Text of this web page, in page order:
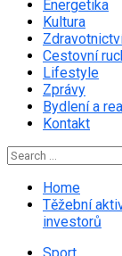
Energetika
Kultura
Cestovní
Lifestyle
Zprávy
Bydlení a
Kontakt
Search
for:
Home
Těžební
investorů